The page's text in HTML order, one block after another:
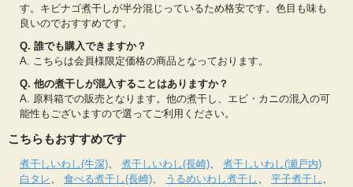
す。キビナゴ煮干しが半分混じっているため格安です。色目も味も
良いのでおすすめです。
Q. 誰でも購入できますか？
A. こちらは会員様限定価格の商品となっております。
Q. 他の煮干しが混入することはありますか？
A. 原料箱での販売となります。他の煮干し、エビ・カニの混入の可
能性もございますので選ってご利用ください。
こちらもおすすめです
煮干しいわし(牛深)、 煮干しいわし(長崎)、 煮干しいわし(瀬戸内)
白タレ、 食べる煮干し(長崎)、 うるめいわし煮干し 、 平子煮干し 、